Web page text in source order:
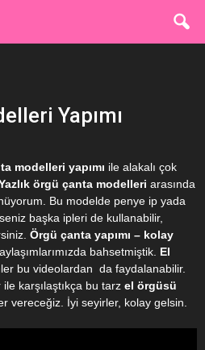
Yapımı
modelleri yapımı ile alakalı çok
örgü çanta modelleri arasında
Bu modelde penye ip yada
başka ipleri de kullanabilir,
Örgü çanta yapımı – kolay
bahsetmiştik. El
bu videolardan da faydalanabilir.
karşılaştıkça bu tarz el örgüsü
vereceğiz. İyi seyirler, kolay gelsin.